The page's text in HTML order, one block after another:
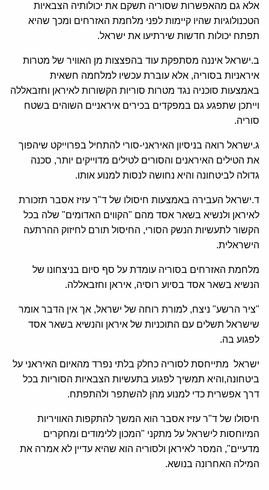
אלא גם מהאפשרות שסוריה תשקם את יכולותיה הצבאיות
הטכנולוגיות שהיו קיימות לפני מלחמת האזרחים ומכך שהיא
תפתח יכולות חדשות שירתיעו את ישראל.
ב.ישראל איננה מסתפקת עוד בהפצצות מן האוויר של מטרות
איראניות בסוריה, אלא עוברת עכשיו למלחמה חשאית
באמצעות סוכניה נגד מטרות סוריות הקשורות לאיראן וחזבאללה
וייתכן שתפגע גם במפקדים בכירים איראניים השוהים בשטח
סוריה.
ג.ישראל רואה בניסיון האיראני-סורי להתחיל בפרוייקט שיהפוך
את הטילים האיראנים והסורים לטילים מדוייקים יותר, סכנה
גדולה לביטחונה והיא נחושה לנסות למנוע אותו.
ד.ישראל העבירה באמצעות חיסולו של ד"ר עזיז אסבר תזכורת
לאיראן ולנשיא בשאר אסד מהם "הקווים האדומים" שלה בכל
הקשור לתעשיות הנשק הסורי, החיסול תורם לחיזוק ההרתעה
הישראלית.
מלחמת האזרחים בסוריה עומדת על סף סיום בניצחונו של
הנשיא בשאר אסד בסיוע רוסיה, איראן וחזבאללה.
"ציר הרשע" ניצח, למורת רוחה של ישראל, אך אין הדבר אומר
שישראל תשלים עם התוכניות של איראן והנשיא בשאר אסד
לפגוע בה.
ישראל מתייחסת לסוריה כחלק בלתי נפרד מהאיום האיראני על
ביטחונה,והיא תמשיך לפגוע בתעשיות הצבאיות הסוריות בכל
דרך אפשרית כדי למנוע מהן להשתפר ולהתפתח.
חיסולו של ד"ר עזיז אסבר הוא המשך להתקפות האוויריות
המיוחסות לישראל על מתקני "המכון ללימודים ומחקרים
מדעיים", המסר לאיראן ולסוריה הוא שהיא עדיין לא אמרה את
המילה האחרונה בנושא.